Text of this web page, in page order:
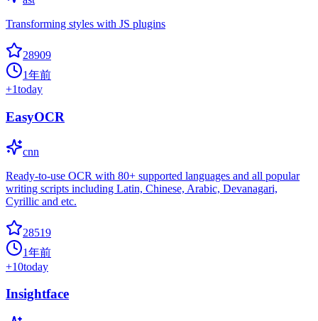
Transforming styles with JS plugins
28909
1年前
+1today
EasyOCR
cnn
Ready-to-use OCR with 80+ supported languages and all popular
writing scripts including Latin, Chinese, Arabic, Devanagari,
Cyrillic and etc.
28519
1年前
+10today
Insightface